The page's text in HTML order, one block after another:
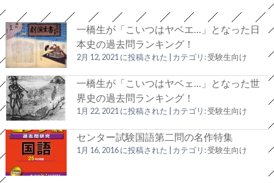
一橋生が「こいつはヤベエ…」となった日
本史の過去問ランキング！
2月 12, 2021 に投稿された カテゴリ:受験生向け
一橋生が「こいつはヤベェ…」となった世
界史の過去問ランキング！
1月 22, 2021 に投稿された カテゴリ:受験生向け
センター試験国語第二問の名作特集
1月 16, 2016 に投稿された カテゴリ:受験生向け